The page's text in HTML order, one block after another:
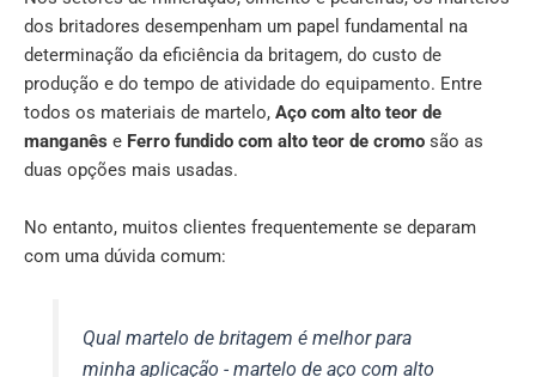
dos britadores desempenham um papel fundamental na
determinação da eficiência da britagem, do custo de
produção e do tempo de atividade do equipamento. Entre
todos os materiais de martelo, Aço com alto teor de
manganês e Ferro fundido com alto teor de cromo são as
duas opções mais usadas.
No entanto, muitos clientes frequentemente se deparam
com uma dúvida comum:
Qual martelo de britagem é melhor para
minha aplicação - martelo de aço com alto